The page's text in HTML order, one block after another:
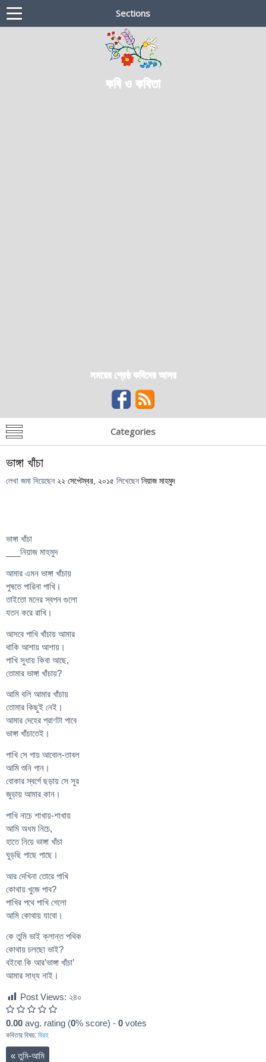
Sections
কবি ও কবিতা
সময়ের শ্রেষ্ঠ কবিদের আসর
Categories
ভাঙ্গা খাঁচা
লেখা জমা দিয়েছেন ২২ সেপ্টেম্বর, ২০১৫ লিখেছেন নিয়াজ মাহমুদ
ভাঙ্গা খাঁচা
___নিয়াজ মাহমুদ
আমার এমন ভাঙ্গা খাঁচায়
পুষতে পারিনা পাখি।
তাইতো মনের স্বপন গুলো
যতন করে রাখি।
আসবে পাখি খাঁচায় আমার
থাকি আশায় আশায়।
পাখি সুধায় কিবা আছে,
তোমার ভাঙ্গা খাঁচায়?
আমি বলি আমার খাঁচায়
তোমার কিছুই নেই।
আমার দেহের প্রাণটা পাবে
ভাঙ্গা খাঁচাতেই।
পাখি সে গায় আবোল-তাবল
আমি শুনি গান।
বোকার স্বর্গে ছড়ায় সে সুর
জুড়ায় আমার কান।
পাখি নাচে শাখায়-শাখায়
আমি অধম নিচে,
হাতে নিয়ে ভাঙ্গা খাঁচা
ঘুড়ছি পাছে পাছে।
আর দেখিনা তোরে পাখি
কোথায় খুজে পাব?
পাখির পথে পাখি গেলো
আমি কোথায় যাবো।
কে তুমি ভাই ক্লান্ত পথিক
কোথায় চলছো ভাই?
বইবো কি আর’ভাঙ্গা খাঁচা’
আমার সাধ্য নাই।
Post Views: ২৪০
0.00 avg. rating (0% score) - 0 votes
কবিতার বিষয়: বিরহ
«তুমি-আমি